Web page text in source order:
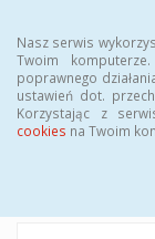
Nasz serwis
Twoim
poprawnego
ustawień dot.
Korzystając z
cookies na Twoim